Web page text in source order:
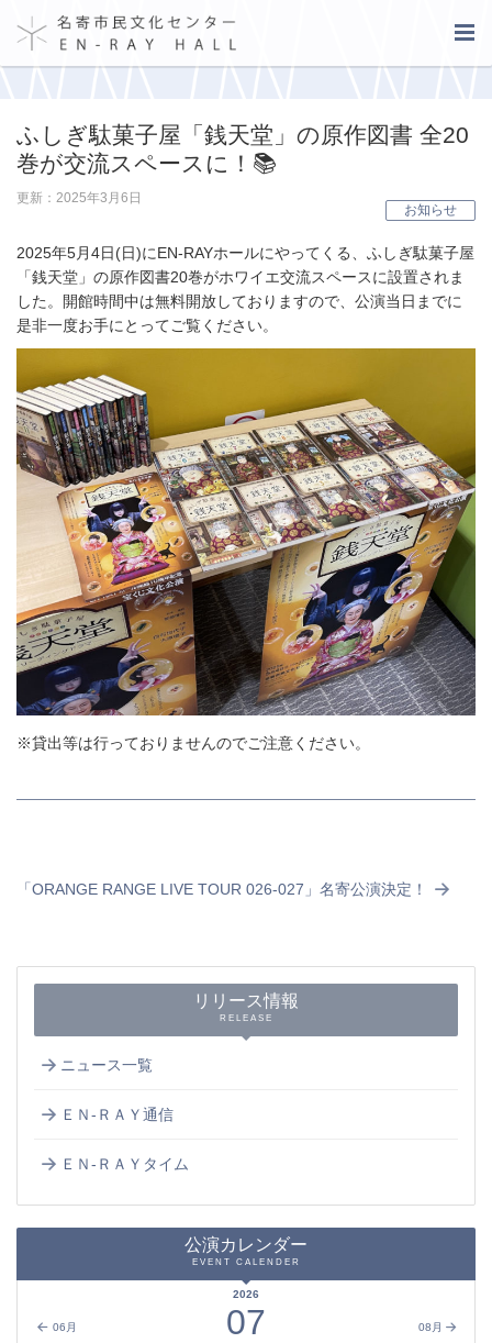
ふしぎ駄菓子屋「銭天堂」の原作図書 全20
巻が交流スペースに！📚
更新：2025年3月6日
お知らせ
2025年5月4日(日)にEN-RAYホールにやってくる、ふしぎ駄菓子屋
「銭天堂」の原作図書20巻がホワイエ交流スペースに設置されま
した。開館時間中は無料開放しておりますので、公演当日までに
是非一度お手にとってご覧ください。
※貸出等は行っておりませんのでご注意ください。
「ORANGE RANGE LIVE TOUR 026-027」名寄公演決定！
リリース情報
RELEASE
ニュース一覧
ＥＮ-ＲＡＹ通信
ＥＮ-ＲＡＹタイム
公演カレンダー
EVENT CALENDER
06月 08月
2026
07